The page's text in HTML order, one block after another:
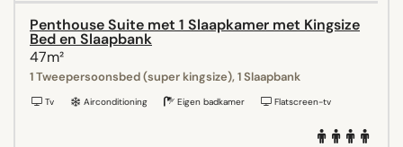
Penthouse Suite met 1 Slaapkamer met Kingsize
Bed en Slaapbank
47m²
1 Tweepersoonsbed (super kingsize), 1 Slaapbank
Tv Airconditioning Eigen badkamer Flatscreen-tv